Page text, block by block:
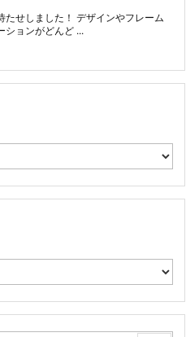
たせしました！ デザインやフレーム
ションがどんど ...